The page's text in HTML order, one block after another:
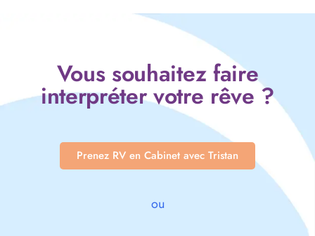
Vous souhaitez faire
interpréter votre rêve ?
Prenez RV en Cabinet avec Tristan
ou